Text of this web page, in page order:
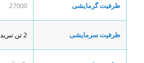
ظرفیت گرمایشی 27000
ظرفیت سرمایشی 2 تن تبرید